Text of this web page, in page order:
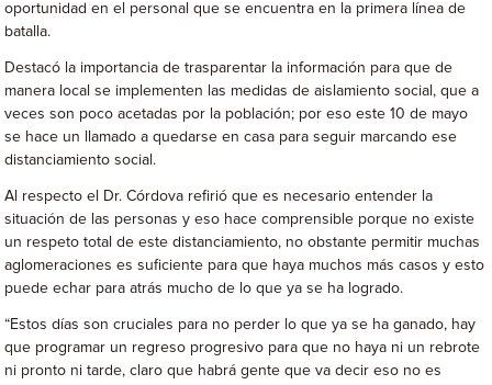
oportunidad en el personal que se encuentra en la primera línea de
batalla.
Destacó la importancia de trasparentar la información para que de
manera local se implementen las medidas de aislamiento social, que a
veces son poco acetadas por la población; por eso este 10 de mayo
se hace un llamado a quedarse en casa para seguir marcando ese
distanciamiento social.
Al respecto el Dr. Córdova refirió que es necesario entender la
situación de las personas y eso hace comprensible porque no existe
un respeto total de este distanciamiento, no obstante permitir muchas
aglomeraciones es suficiente para que haya muchos más casos y esto
puede echar para atrás mucho de lo que ya se ha logrado.
“Estos días son cruciales para no perder lo que ya se ha ganado, hay
que programar un regreso progresivo para que no haya ni un rebrote
ni pronto ni tarde, claro que habrá gente que va decir eso no es